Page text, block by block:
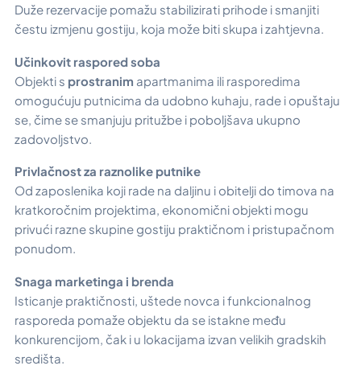
Duže rezervacije pomažu stabilizirati prihode i smanjiti
čestu izmjenu gostiju, koja može biti skupa i zahtjevna.
Učinkovit raspored soba
Objekti s prostranim apartmanima ili rasporedima
omogućuju putnicima da udobno kuhaju, rade i opuštaju
se, čime se smanjuju pritužbe i poboljšava ukupno
zadovoljstvo.
Privlačnost za raznolike putnike
Od zaposlenika koji rade na daljinu i obitelji do timova na
kratkoročnim projektima, ekonomični objekti mogu
privući razne skupine gostiju praktičnom i pristupačnom
ponudom.
Snaga marketinga i brenda
Isticanje praktičnosti, uštede novca i funkcionalnog
rasporeda pomaže objektu da se istakne među
konkurencijom, čak i u lokacijama izvan velikih gradskih
središta.